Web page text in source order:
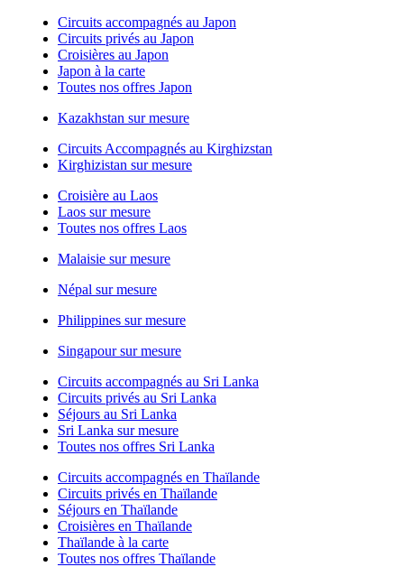
Circuits accompagnés au Japon
Circuits privés au Japon
Croisières au Japon
Japon à la carte
Toutes nos offres Japon
Kazakhstan sur mesure
Circuits Accompagnés au Kirghizstan
Kirghizistan sur mesure
Croisière au Laos
Laos sur mesure
Toutes nos offres Laos
Malaisie sur mesure
Népal sur mesure
Philippines sur mesure
Singapour sur mesure
Circuits accompagnés au Sri Lanka
Circuits privés au Sri Lanka
Séjours au Sri Lanka
Sri Lanka sur mesure
Toutes nos offres Sri Lanka
Circuits accompagnés en Thaïlande
Circuits privés en Thaïlande
Séjours en Thaïlande
Croisières en Thaïlande
Thaïlande à la carte
Toutes nos offres Thaïlande